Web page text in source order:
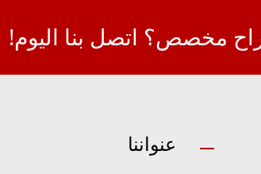
مخصص؟ اتصل بنا اليوم!
عنواننا